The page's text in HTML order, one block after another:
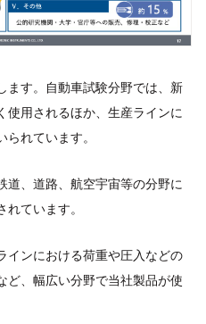
ます。自動車試験分野では、新
使用されるほか、生産ラインに
れています。
道、道路、航空宇宙等の分野に
ています。
インにおける荷重や圧入などの
ど、幅広い分野で当社製品が使